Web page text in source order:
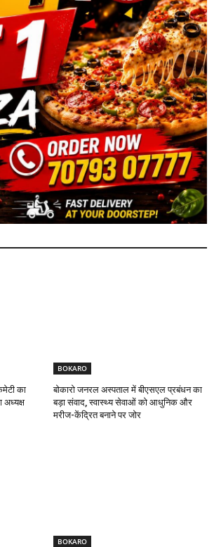
का
अध्यक्ष
BOKARO
बोकारो जनरल अस्पताल में बीएसएल प्रबंधन का
बड़ा संवाद, स्वास्थ्य सेवाओं को आधुनिक और
मरीज-केंद्रित बनाने पर जोर
BOKARO